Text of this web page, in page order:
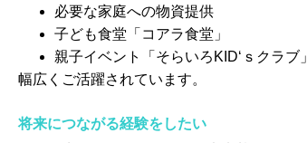
必要な家庭への物資提供
子ども食堂「コアラ食堂」
親子イベント「そらいろKID‘ｓクラブ
幅広くご活躍されています。
将来につながる経験をしたい